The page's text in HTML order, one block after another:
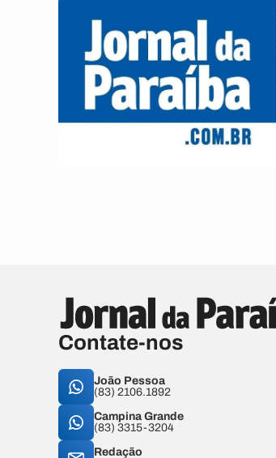
Contate-nos
João Pessoa
(83) 2106.1892
Campina Grande
(83) 3315-3204
Redação